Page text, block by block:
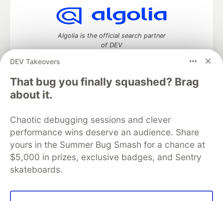
DEV Takeovers
That bug you finally squashed? Brag
about it.
Chaotic debugging sessions and clever
performance wins deserve an audience. Share
yours in the Summer Bug Smash for a chance at
$5,000 in prizes, exclusive badges, and Sentry
skateboards.
Algolia is the official search partner
of DEV
DEV Community
DEV Education Tracks
DEV Help
Advertise on DEV
Organization Accounts
DEV Showcase About
Contact
Free Postgres Database
DEV Shop
MLH
Code of Conduct
Privacy Policy
Terms of Use
Built on
Forem software that powers
DEV
and other inclusive communities.